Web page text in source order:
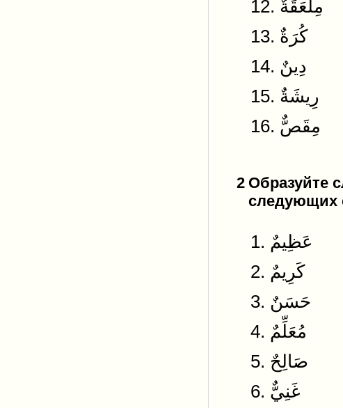
13. كُرَةٌ
16. مِقَصٌّ
2 Образуйте
следующих
2. كَرِيمٌ